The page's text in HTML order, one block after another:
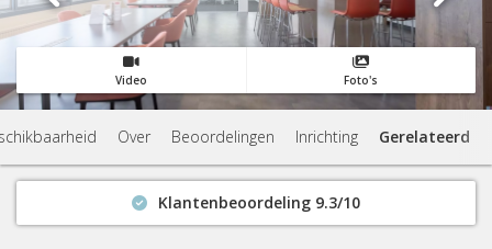
Video Foto's
Over Beoordelingen Inrichting Gerelateerd
Klantenbeoordeling 9.3/10